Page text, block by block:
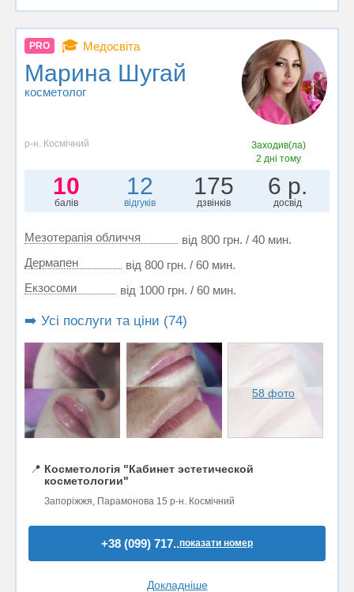
PRO 🎓 Медосвіта
Марина Шугай
косметолог
р-н. Космічний
Заходив(ла)
2 дні тому
10
балів
12
відгуків
175
дзвінків
6 р.
досвід
Мезотерапія обличчя
від 800 грн. / 40 мин.
Дермапен
від 800 грн. / 60 мин.
Екзосоми
від 1000 грн. / 60 мин.
➡️ Усі послуги та ціни (74)
58 фото
📍 Косметологія "Кабинет эстетической
косметологии"
Запоріжжя, Парамонова 15 р-н. Космічний
+38 (099) 717..показати номер
Докладніше